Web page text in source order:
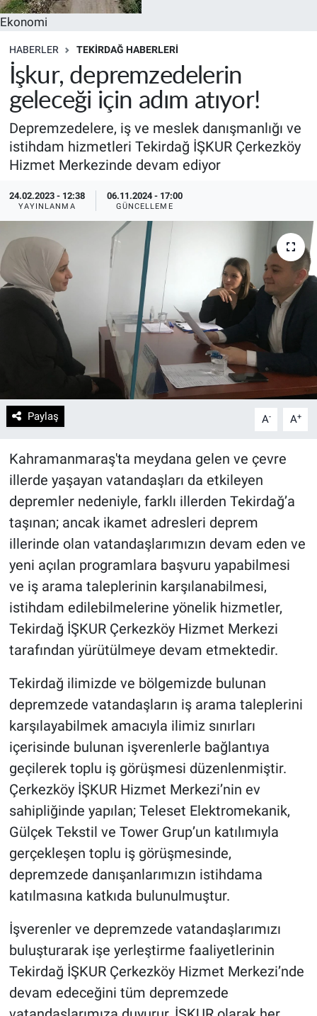
Ekonomi
HABERLER TEKIRDAĞ HABERLERI
İşkur, depremzedelerin
geleceği için adım atıyor!
Depremzedelere, iş ve meslek danışmanlığı ve
istihdam hizmetleri Tekirdağ İŞKUR Çerkezköy
Hizmet Merkezinde devam ediyor
24.02.2023 - 12:38
YAYINLANMA
06.11.2024 - 17:00
GÜNCELLEME
Paylaş A- A+
Kahramanmaraş'ta meydana gelen ve çevre
illerde yaşayan vatandaşları da etkileyen
depremler nedeniyle, farklı illerden Tekirdağ’a
taşınan; ancak ikamet adresleri deprem
illerinde olan vatandaşlarımızın devam eden ve
yeni açılan programlara başvuru yapabilmesi
ve iş arama taleplerinin karşılanabilmesi,
istihdam edilebilmelerine yönelik hizmetler,
Tekirdağ İŞKUR Çerkezköy Hizmet Merkezi
tarafından yürütülmeye devam etmektedir.
Tekirdağ ilimizde ve bölgemizde bulunan
depremzede vatandaşların iş arama taleplerini
karşılayabilmek amacıyla ilimiz sınırları
içerisinde bulunan işverenlerle bağlantıya
geçilerek toplu iş görüşmesi düzenlenmiştir.
Çerkezköy İŞKUR Hizmet Merkezi’nin ev
sahipliğinde yapılan; Teleset Elektromekanik,
Gülçek Tekstil ve Tower Grup’un katılımıyla
gerçekleşen toplu iş görüşmesinde,
depremzede danışanlarımızın istihdama
katılmasına katkıda bulunulmuştur.
İşverenler ve depremzede vatandaşlarımızı
buluşturarak işe yerleştirme faaliyetlerinin
Tekirdağ İŞKUR Çerkezköy Hizmet Merkezi’nde
devam edeceğini tüm depremzede